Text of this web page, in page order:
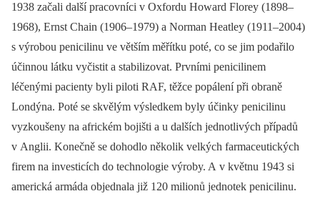
1938 začali další pracovníci v Oxfordu Howard Florey (1898–
1968), Ernst Chain (1906–1979) a Norman Heatley (1911–2004)
s výrobou penicilinu ve větším měřítku poté, co se jim podařilo
účinnou látku vyčistit a stabilizovat. Prvními penicilinem
léčenými pacienty byli piloti RAF, těžce popálení při obraně
Londýna. Poté se skvělým výsledkem byly účinky penicilinu
vyzkoušeny na africkém bojišti a u dalších jednotlivých případů
v Anglii. Konečně se dohodlo několik velkých farmaceutických
firem na investicích do technologie výroby. A v květnu 1943 si
americká armáda objednala již 120 milionů jednotek penicilinu.